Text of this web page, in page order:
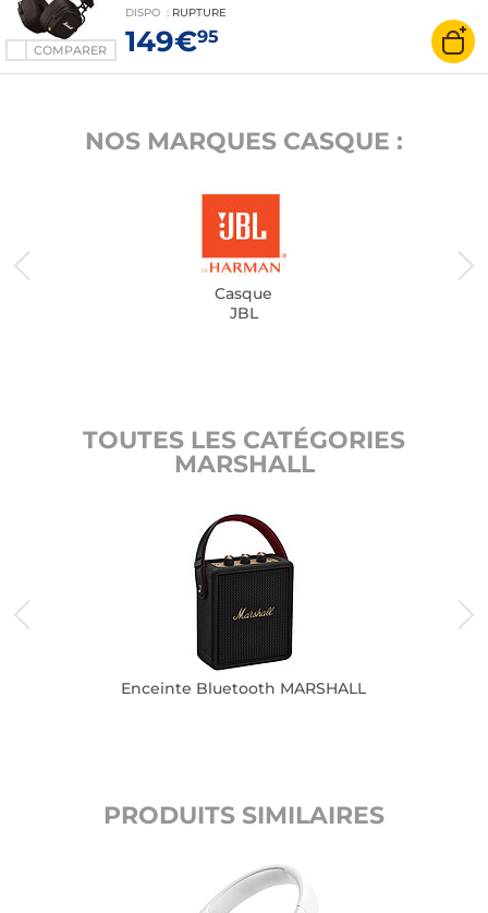
COMPARER
DISPO : RUPTURE
149€95
NOS MARQUES CASQUE :
Casque
JBL
TOUTES LES CATÉGORIES
MARSHALL
Enceinte Bluetooth MARSHALL
PRODUITS SIMILAIRES